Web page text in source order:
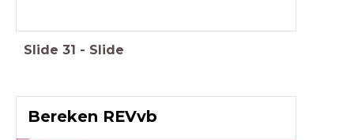
Slide 31 - Slide
Bereken REVvb